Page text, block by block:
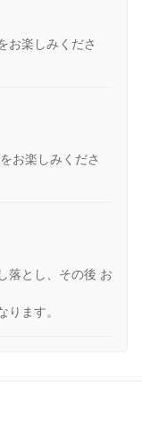
お楽しみくださ
お楽しみくださ
落とし、その後 お
ます。